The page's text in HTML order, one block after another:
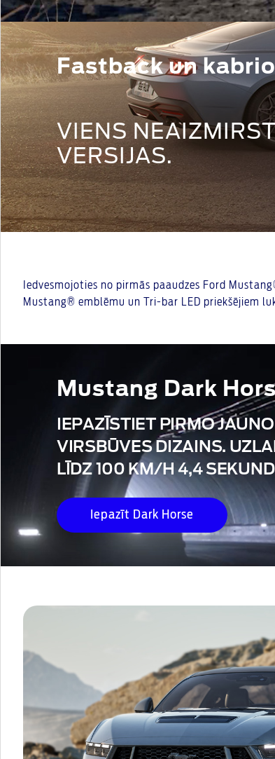
Fastback un
VIENS
VERSIJAS.
Iedvesmojoties no pirmās paaudzes Ford
Mustang® emblēmu un Tri-bar LED priekšējiem
Mustang Dark
IEPAZĪSTIET PIRMO
VIRSBŪVES DIZAINS.
LĪDZ 100 KM/H 4,4
Iepazīt Dark Horse